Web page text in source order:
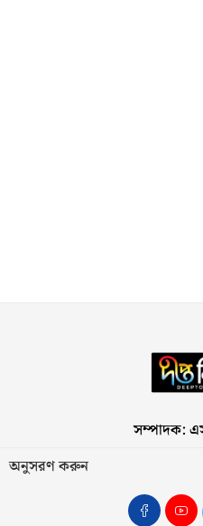
সম্পাদক:
অনুসরণ করুন